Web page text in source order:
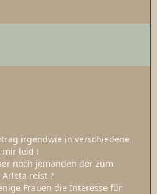
irgendwie in verschiedene
mir leid !
noch jemanden der zum
reist ?
Frauen die Interesse für